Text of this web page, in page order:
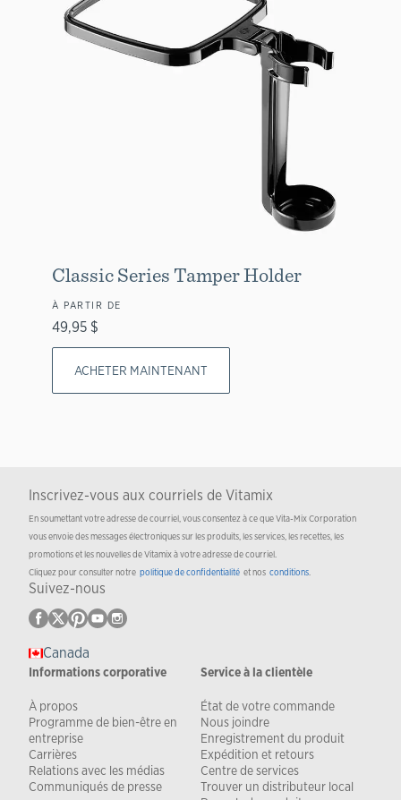
Classic Series Tamper Holder
À PARTIR DE
49,95 $
ACHETER MAINTENANT
Inscrivez-vous aux courriels de Vitamix
En soumettant votre adresse de courriel, vous consentez à ce que Vita-Mix Corporation
vous envoie des messages électroniques sur les produits, les services, les recettes, les
promotions et les nouvelles de Vitamix à votre adresse de courriel.
Cliquez pour consulter notre politique de confidentialité et nos conditions.
Suivez-nous
Canada
Informations corporative
À propos
Programme de bien-être en
entreprise
Carrières
Relations avec les médias
Communiqués de presse
Service à la clientèle
État de votre commande
Nous joindre
Enregistrement du produit
Expédition et retours
Centre de services
Trouver un distributeur local